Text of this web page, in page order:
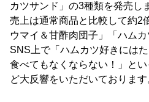
カツサンド」の3種類を発売し
売上は通常商品と比較して約2
ウマイ＆甘酢肉団子」「ハムカ
SNS上で「ハムカツ好きには
食べてもなくならない！」と
ど大反響をいただいております